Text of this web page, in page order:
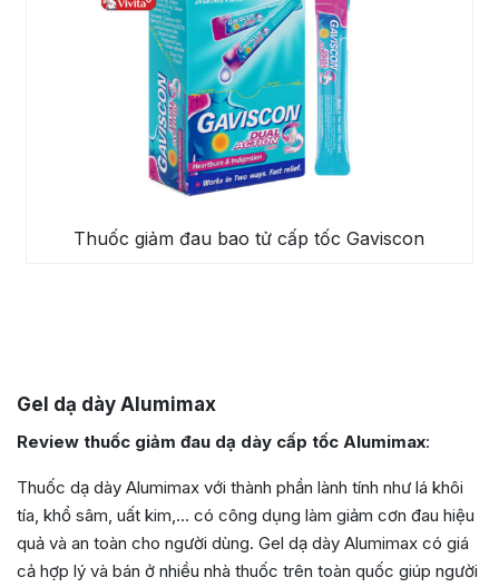
Thuốc giảm đau bao tử cấp tốc Gaviscon
Gel dạ dày Alumimax
Review thuốc giảm đau dạ dày cấp tốc Alumimax:
Thuốc dạ dày Alumimax với thành phần lành tính như lá khôi
tía, khổ sâm, uất kim,… có công dụng làm giảm cơn đau hiệu
quả và an toàn cho người dùng. Gel dạ dày Alumimax có giá
cả hợp lý và bán ở nhiều nhà thuốc trên toàn quốc giúp người